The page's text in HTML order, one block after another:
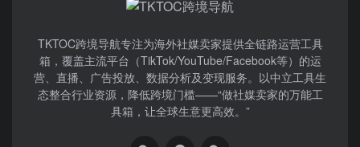
TKTOC跨境导航​专注为海外社媒卖家提供全链路运营工具
箱，覆盖主流平台（TikTok/YouTube/Facebook等）​的运
营、直播、广告投放、数据分析及变现服务。以中立工具生
态整合行业资源，降低跨境门槛——“做社媒卖家的万能工
具箱，让全球生意更高效。”